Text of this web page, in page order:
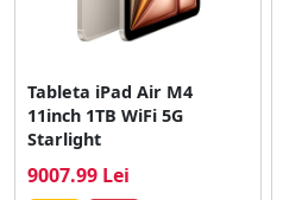
Tableta iPad Air M4
11inch 1TB WiFi 5G
Starlight
9007.99 Lei